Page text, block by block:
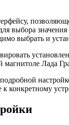
выбора
выбрать и
Лада
конкретному